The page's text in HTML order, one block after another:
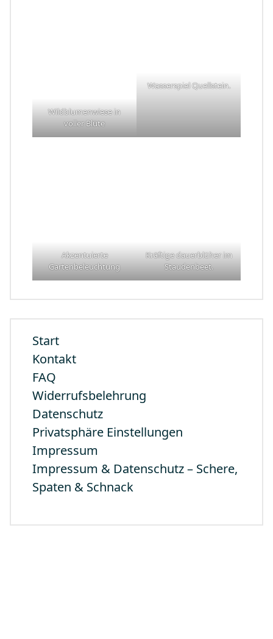
Wildblumenwiese in
voller Blüte
Wasserspiel Quellstein.
Akzentuierte
Gartenbeleuchtung
Kräftige dauerblüher im
Staudenbeet.
Start
Kontakt
FAQ
Widerrufsbelehrung
Datenschutz
Privatsphäre Einstellungen
Impressum
Impressum & Datenschutz – Schere,
Spaten & Schnack